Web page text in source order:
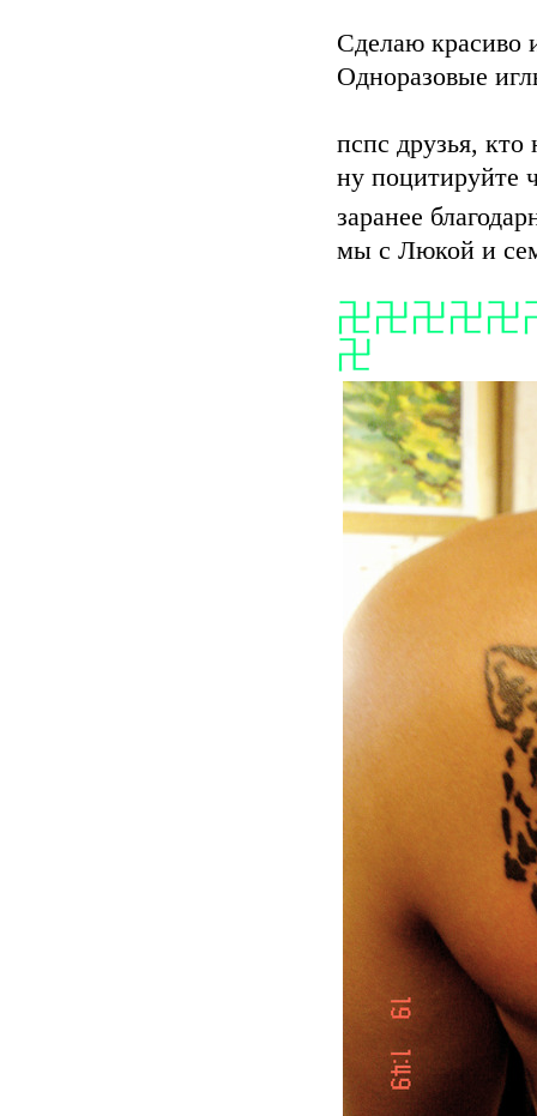
Сделаю красиво
Одноразовые
пспс друзья,
ну поцитируйте
заранее
мы с Люкой и
卍卍卍卍卍
卍